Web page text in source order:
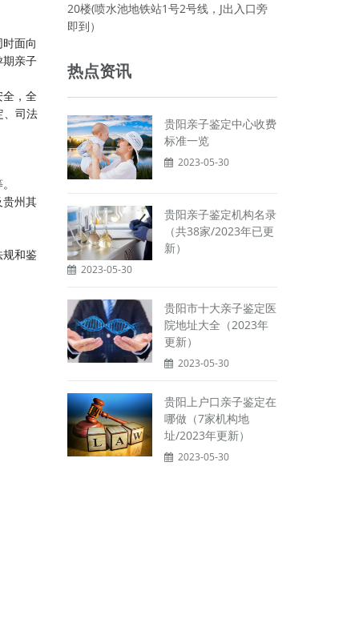
面向
期亲子
全，全
、司法
贵州其
规和鉴
20楼(喷水池地铁站1号2号线，J出入口旁
即到）
热点资讯
贵阳亲子鉴定中心收费
标准一览
2023-05-30
贵阳亲子鉴定机构名录
（共38家/2023年已更
新）
2023-05-30
贵阳市十大亲子鉴定医
院地址大全（2023年
更新）
2023-05-30
贵阳上户口亲子鉴定在
哪做（7家机构地
址/2023年更新）
2023-05-30